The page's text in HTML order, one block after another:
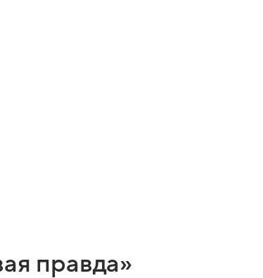
правда»